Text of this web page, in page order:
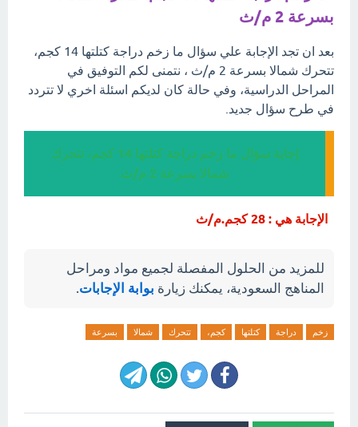
بسرعة 2 م/ث
بعد ان تجد الإجابة علي سؤال ما زخم دراجة كتلتها 14 كجم،
تتحرك شمالا بسرعة 2 م/ث ، نتمنى لكم التوفيق في
المراحل الدراسية، وفي حالة كان لديكم اسئلة اخري لا تتردد
في طرح سؤال جديد.
إجابة سؤال ما زخم دراجة كتلتها 14 كجم، تتحرك
شمالا بسرعة 2 م/ث
الإجابة هي : 28 كجم.م/ث
للمزيد من الحلول المفصلة لجميع مواد ومراحل
المناهج السعودية، يمكنك زيارة بوابة الإجابات.
زخم دراجة كتلتها كجم، تتحرك شمالا بسرعة